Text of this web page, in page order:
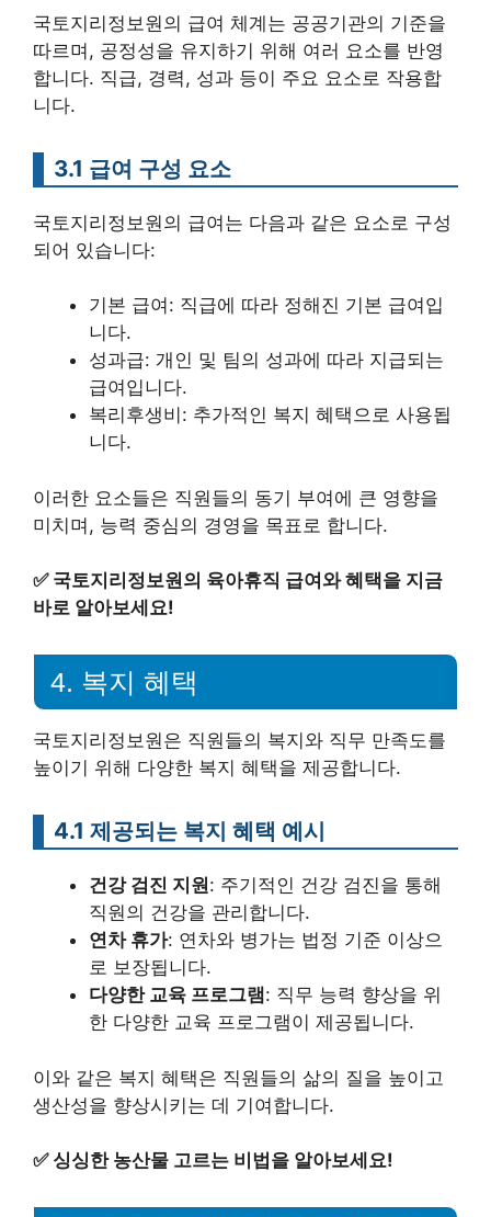
국토지리정보원의 급여 체계는 공공기관의 기준을
따르며, 공정성을 유지하기 위해 여러 요소를 반영
합니다. 직급, 경력, 성과 등이 주요 요소로 작용합
니다.
3.1 급여 구성 요소
국토지리정보원의 급여는 다음과 같은 요소로 구성
되어 있습니다:
기본 급여: 직급에 따라 정해진 기본 급여입
니다.
성과급: 개인 및 팀의 성과에 따라 지급되는
급여입니다.
복리후생비: 추가적인 복지 혜택으로 사용됩
니다.
이러한 요소들은 직원들의 동기 부여에 큰 영향을
미치며, 능력 중심의 경영을 목표로 합니다.
✅ 국토지리정보원의 육아휴직 급여와 혜택을 지금
바로 알아보세요!
4. 복지 혜택
국토지리정보원은 직원들의 복지와 직무 만족도를
높이기 위해 다양한 복지 혜택을 제공합니다.
4.1 제공되는 복지 혜택 예시
건강 검진 지원: 주기적인 건강 검진을 통해
직원의 건강을 관리합니다.
연차 휴가: 연차와 병가는 법정 기준 이상으
로 보장됩니다.
다양한 교육 프로그램: 직무 능력 향상을 위
한 다양한 교육 프로그램이 제공됩니다.
이와 같은 복지 혜택은 직원들의 삶의 질을 높이고
생산성을 향상시키는 데 기여합니다.
✅ 싱싱한 농산물 고르는 비법을 알아보세요!